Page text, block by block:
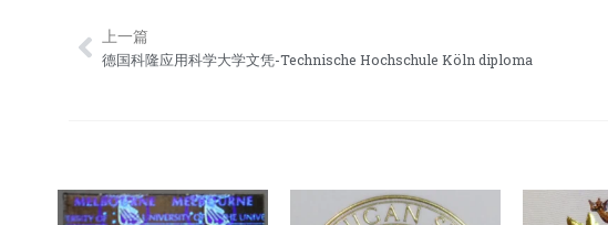
Prev
上一篇
德国科隆应用科学大学文凭-Technische Hochschule Köln diploma